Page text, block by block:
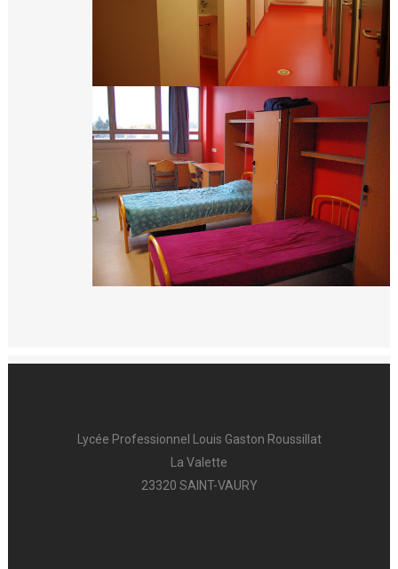
Lycée Professionnel Louis Gaston Roussillat
La Valette
23320 SAINT-VAURY